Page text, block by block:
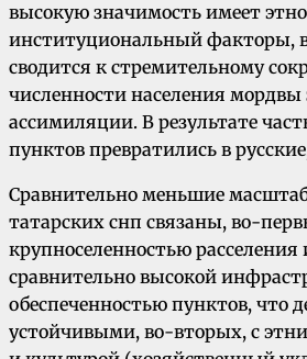
высокую значимость имеет
институциональный факторы,
сводится к стремительному
численности населения мордвы
ассимиляции. В результате
пунктов превратились в
Сравнительно меньшие
татарских снп связаны, во-
крупноселенностью расселения
сравнительно высокой
обеспеченностью пунктов, что
устойчивыми, во-вторых, с